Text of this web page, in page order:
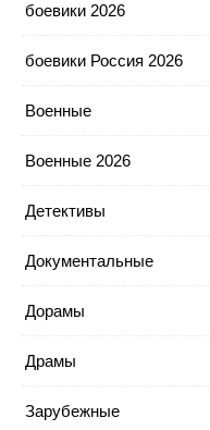
боевики 2026
боевики Россия 2026
Военные
Военные 2026
Детективы
Документальные
Дорамы
Драмы
Зарубежные